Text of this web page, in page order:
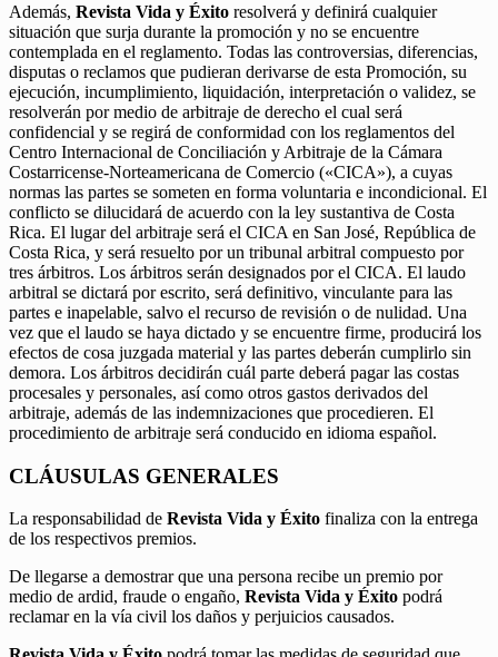
Además, Revista Vida y Éxito resolverá y definirá cualquier
situación que surja durante la promoción y no se encuentre
contemplada en el reglamento. Todas las controversias, diferencias,
disputas o reclamos que pudieran derivarse de esta Promoción, su
ejecución, incumplimiento, liquidación, interpretación o validez, se
resolverán por medio de arbitraje de derecho el cual será
confidencial y se regirá de conformidad con los reglamentos del
Centro Internacional de Conciliación y Arbitraje de la Cámara
Costarricense-Norteamericana de Comercio («CICA»), a cuyas
normas las partes se someten en forma voluntaria e incondicional. El
conflicto se dilucidará de acuerdo con la ley sustantiva de Costa
Rica. El lugar del arbitraje será el CICA en San José, República de
Costa Rica, y será resuelto por un tribunal arbitral compuesto por
tres árbitros. Los árbitros serán designados por el CICA. El laudo
arbitral se dictará por escrito, será definitivo, vinculante para las
partes e inapelable, salvo el recurso de revisión o de nulidad. Una
vez que el laudo se haya dictado y se encuentre firme, producirá los
efectos de cosa juzgada material y las partes deberán cumplirlo sin
demora. Los árbitros decidirán cuál parte deberá pagar las costas
procesales y personales, así como otros gastos derivados del
arbitraje, además de las indemnizaciones que procedieren. El
procedimiento de arbitraje será conducido en idioma español.
CLÁUSULAS GENERALES
La responsabilidad de Revista Vida y Éxito finaliza con la entrega
de los respectivos premios.
De llegarse a demostrar que una persona recibe un premio por
medio de ardid, fraude o engaño, Revista Vida y Éxito podrá
reclamar en la vía civil los daños y perjuicios causados.